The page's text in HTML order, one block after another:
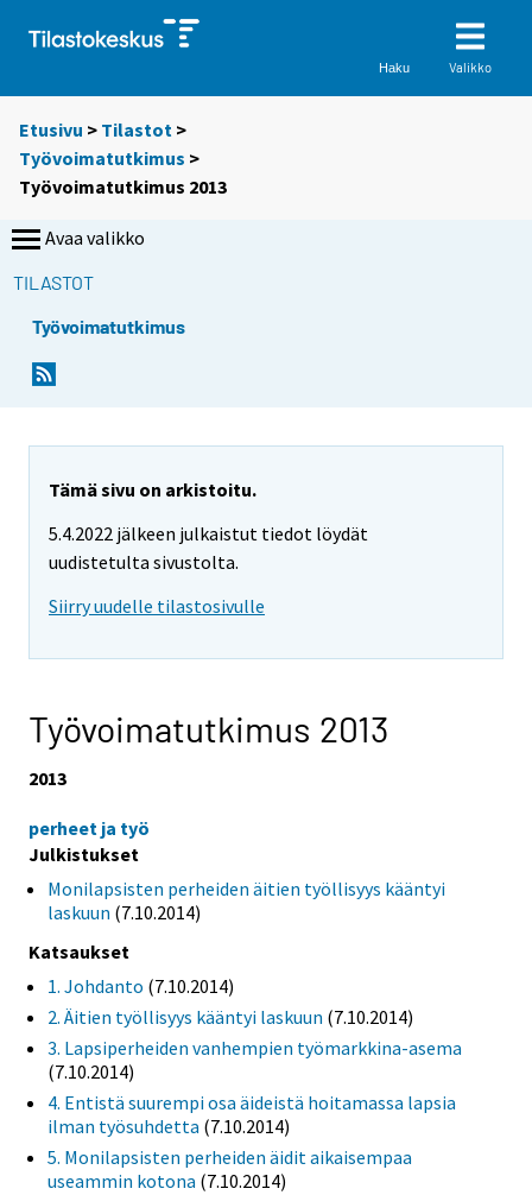
Haku Valikko
Etusivu > Tilastot >
Työvoimatutkimus >
Työvoimatutkimus 2013
Avaa valikko
TILASTOT
Työvoimatutkimus
Tämä sivu on arkistoitu.
5.4.2022 jälkeen julkaistut tiedot löydät
uudistetulta sivustolta.
Siirry uudelle tilastosivulle
Työvoimatutkimus 2013
2013
perheet ja työ
Julkistukset
Monilapsisten perheiden äitien työllisyys kääntyi
laskuun (7.10.2014)
Katsaukset
1. Johdanto (7.10.2014)
2. Äitien työllisyys kääntyi laskuun (7.10.2014)
3. Lapsiperheiden vanhempien työmarkkina-asema
(7.10.2014)
4. Entistä suurempi osa äideistä hoitamassa lapsia
ilman työsuhdetta (7.10.2014)
5. Monilapsisten perheiden äidit aikaisempaa
useammin kotona (7.10.2014)